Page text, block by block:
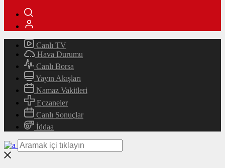
Canlı TV
Hava Durumu
Canlı Borsa
Yayın Akışları
Namaz Vakitleri
Eczaneler
Canlı Sonuçlar
İddaa